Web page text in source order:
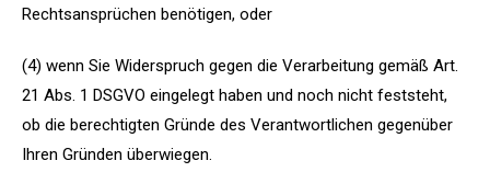
Rechtsansprüchen benötigen, oder
(4) wenn Sie Widerspruch gegen die Verarbeitung gemäß Art.
21 Abs. 1 DSGVO eingelegt haben und noch nicht feststeht,
ob die berechtigten Gründe des Verantwortlichen gegenüber
Ihren Gründen überwiegen.